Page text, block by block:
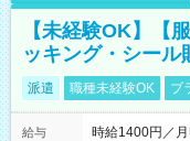
【未経験OK】【
ッキング・シール
派遣 職種未経験OK ブ
給与
時給1400円／